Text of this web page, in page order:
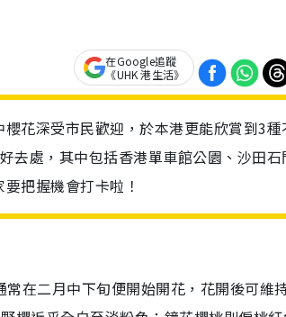
在Google追蹤
《UHK 港生活》
花深受市民歡迎，於本港更能欣賞到3種
去處，其中包括香港單車館公園、沙田石
把握機會打卡啦！
在二月中下旬便開始開花，花開後可維